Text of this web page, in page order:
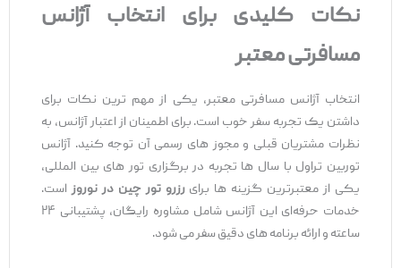
نکات کلیدی برای انتخاب آژانس
مسافرتی معتبر
انتخاب آژانس مسافرتی معتبر، یکی از مهم ‌ترین نکات برای
داشتن یک تجربه سفر خوب است. برای اطمینان از اعتبار آژانس، به
نظرات مشتریان قبلی و مجوز های رسمی آن توجه کنید. آژانس
توربین تراول با سال ‌ها تجربه در برگزاری تور های بین ‌المللی،
یکی از معتبرترین گزینه ‌ها برایرزرو تور چین در نوروزاست.
خدمات حرفه‌ای این آژانس شامل مشاوره رایگان، پشتیبانی ۲۴
ساعته و ارائه برنامه‌ های دقیق سفر می‌ شود.